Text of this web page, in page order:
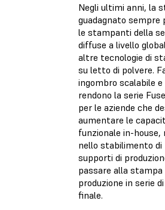
Negli ultimi anni, la
guadagnato sempre
le stampanti della
diffuse a livello
altre tecnologie di
su letto di polvere.
ingombro scalabile
rendono la serie
per le aziende che
aumentare le
funzionale in-
nello stabilimento di
supporti di
passare alla stampa
produzione in serie
finale.